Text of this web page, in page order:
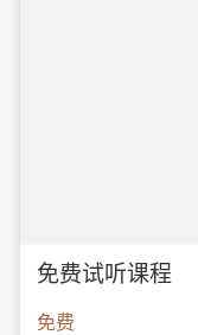
免费试听课程
免费